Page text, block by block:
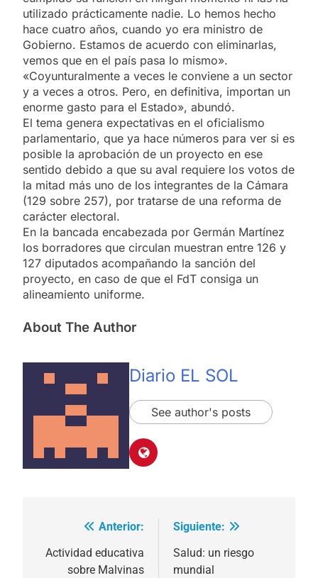
utilizado prácticamente nadie. Lo hemos hecho
hace cuatro años, cuando yo era ministro de
Gobierno. Estamos de acuerdo con eliminarlas,
vemos que en el país pasa lo mismo».
«Coyunturalmente a veces le conviene a un sector
y a veces a otros. Pero, en definitiva, importan un
enorme gasto para el Estado», abundó.
El tema genera expectativas en el oficialismo
parlamentario, que ya hace números para ver si es
posible la aprobación de un proyecto en ese
sentido debido a que su aval requiere los votos de
la mitad más uno de los integrantes de la Cámara
(129 sobre 257), por tratarse de una reforma de
carácter electoral.
En la bancada encabezada por Germán Martínez
los borradores que circulan muestran entre 126 y
127 diputados acompañando la sanción del
proyecto, en caso de que el FdT consiga un
alineamiento uniforme.
About The Author
Diario EL SOL
See author's posts
Navegación
de
Anterior:
Actividad educativa
sobre Malvinas
Siguiente:
Salud: un riesgo
mundial